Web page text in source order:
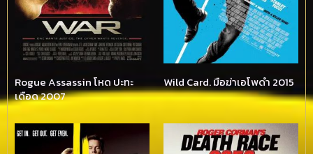
Rogue Assassin โหด ปะทะ
เดือด 2007
Wild Card. มือฆ่าเอโพดำ 2015